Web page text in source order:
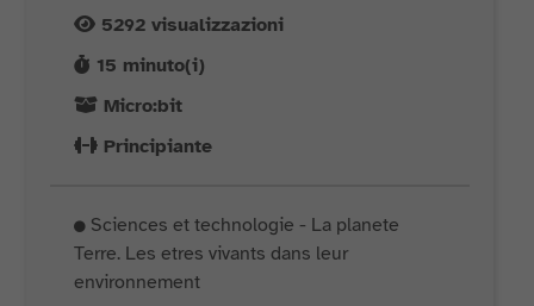
5292 visualizzazioni
15 minuto(i)
Micro:bit
Principiante
Sciences et technologie - La planete
Terre. Les etres vivants dans leur
environnement